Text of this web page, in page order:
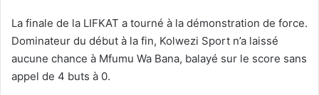
La finale de la LIFKAT a tourné à la démonstration de force.
Dominateur du début à la fin, Kolwezi Sport n’a laissé
aucune chance à Mfumu Wa Bana, balayé sur le score sans
appel de 4 buts à 0.